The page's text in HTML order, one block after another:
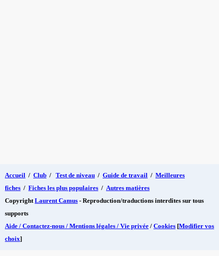
Accueil / Club / Test de niveau / Guide de travail / Meilleures
fiches / Fiches les plus populaires / Autres matières
Copyright Laurent Camus - Reproduction/traductions interdites sur tous
supports
Aide / Contactez-nous / Mentions légales / Vie privée / Cookies [Modifier vos
choix]